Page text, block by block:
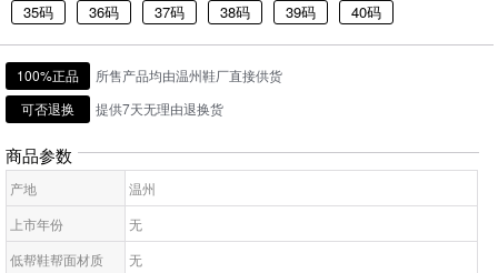
35码 36码 37码 38码 39码 40码
100%正品
所售产品均由温州鞋厂直接供货
可否退换
提供7天无理由退换货
商品参数
产地
温州
上市年份
无
低帮鞋帮面材质
无